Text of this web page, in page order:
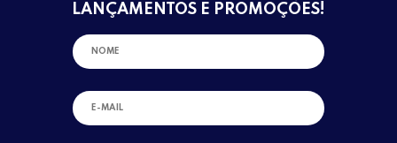
LANÇAMENTOS E PROMOÇÕES!